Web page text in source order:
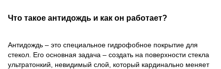
Что такое антидождь и как он работает?
Антидождь – это специальное гидрофобное покрытие для
стекол. Его основная задача – создать на поверхности стекла
ультратонкий, невидимый слой, который кардинально меняет